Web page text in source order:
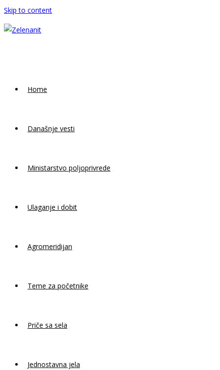
Skip to content
Home
Današnje vesti
Ministarstvo poljoprivrede
Ulaganje i dobit
Agromeridijan
Teme za početnike
Priče sa sela
Jednostavna jela